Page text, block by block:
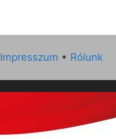
Impresszum • Rólunk